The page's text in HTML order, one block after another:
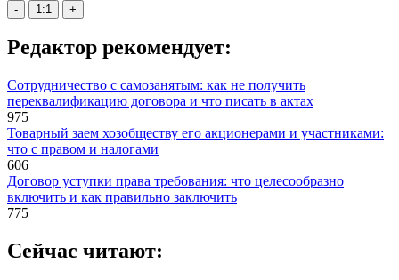
- 1:1 +
Редактор рекомендует:
Сотрудничество с самозанятым: как не получить
переквалификацию договора и что писать в актах
975
Товарный заем хозобществу его акционерами и участниками:
что с правом и налогами
606
Договор уступки права требования: что целесообразно
включить и как правильно заключить
775
Сейчас читают: